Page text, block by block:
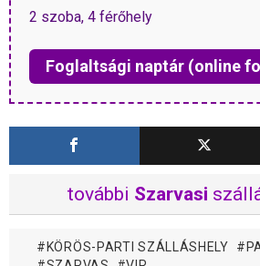
2 szoba, 4 férőhely
Foglaltsági naptár (online
további Szarvasi
KÖRÖS-PARTI SZÁLLÁSHELY